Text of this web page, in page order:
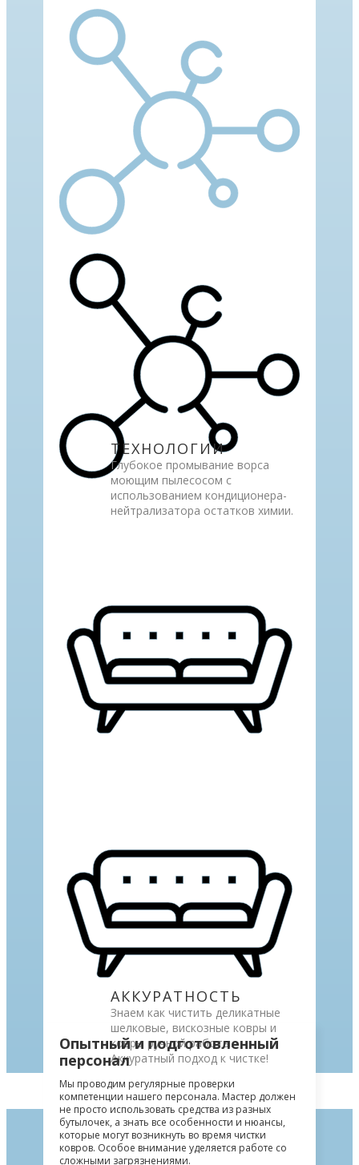
ТЕХНОЛОГИИ
Глубокое промывание ворса
моющим пылесосом с
использованием кондиционера-
нейтрализатора остатков химии.
АККУРАТНОСТЬ
Знаем как чистить деликатные
шелковые, вискозные ковры и
ковры ручной работы.
Аккуратный подход к чистке!
Опытный и подготовленный
персонал
Мы проводим регулярные проверки
компетенции нашего персонала. Мастер должен
не просто использовать средства из разных
бутылочек, а знать все особенности и нюансы,
которые могут возникнуть во время чистки
ковров. Особое внимание уделяется работе со
сложными загрязнениями.